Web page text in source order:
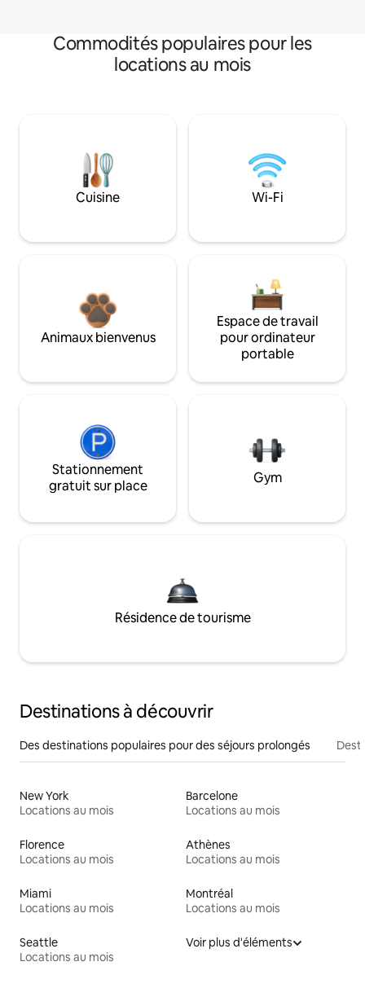
Commodités populaires pour les
locations au mois
Cuisine Wi-Fi
Animaux bienvenus
Espace de travail
pour ordinateur
portable
Stationnement
gratuit sur place
Gym
Résidence de tourisme
Destinations à découvrir
Des destinations populaires pour des séjours prolongés
New York
Locations au mois
Barcelone
Locations au mois
Florence
Locations au mois
Athènes
Locations au mois
Miami
Locations au mois
Montréal
Locations au mois
Seattle
Locations au mois
Voir plus d'éléments